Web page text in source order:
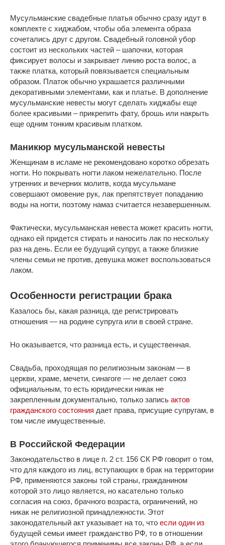
Мусульманские свадебные платья обычно сразу идут в
комплекте с хиджабом, чтобы оба элемента образа
сочетались друг с другом. Свадебный головной убор
состоит из нескольких частей – шапочки, которая
фиксирует волосы и закрывает линию роста волос, а
также платка, который повязывается специальным
образом. Платок обычно украшается различными
декоративными элементами, как и платье. В дополнение
мусульманские невесты могут сделать хиджабы еще
более красивыми – прикрепить фату, брошь или накрыть
еще одним тонким красивым платком.
Маникюр мусульманской невесты
Женщинам в исламе не рекомендовано коротко обрезать
ногти. Но покрывать ногти лаком нежелательно. После
утренних и вечерних молитв, когда мусульмане
совершают омовение рук, лак препятствует попаданию
воды на ногти, поэтому намаз считается незавершенным.
Фактически, мусульманская невеста может красить ногти,
однако ей придется стирать и наносить лак по нескольку
раз на день. Если ее будущий супруг, а также близкие
члены семьи не против, девушка может воспользоваться
лаком.
Особенности регистрации брака
Казалось бы, какая разница, где регистрировать
отношения — на родине супруга или в своей стране.
Но оказывается, что разница есть, и существенная.
Свадьба, проходящая по религиозным законам — в
церкви, храме, мечети, синагоге — не делает союз
официальным, то есть юридически никак не
закрепленным документально, только запись актов
гражданского состояния дает права, присущие супругам, в
том числе имущественные.
В Российской Федерации
Законодательство в лице п. 2 ст. 156 СК РФ говорит о том,
что для каждого из лиц, вступающих в брак на территории
РФ, применяются законы той страны, гражданином
которой это лицо является, но касательно только
согласия на союз, брачного возраста, ограничений, но
никак не религиозной принадлежности. Этот
законодательный акт указывает на то, что если один из
будущей семьи имеет гражданство РФ, то в отношении